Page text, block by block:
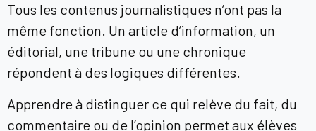
Tous les contenus journalistiques n’ont pas la
même fonction. Un article d’information, un
éditorial, une tribune ou une chronique
répondent à des logiques différentes.
Apprendre à distinguer ce qui relève du fait, du
commentaire ou de l’opinion permet aux élèves